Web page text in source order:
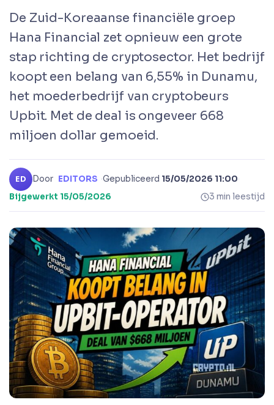
De Zuid-Koreaanse financiële groep
Hana Financial zet opnieuw een grote
stap richting de cryptosector. Het bedrijf
koopt een belang van 6,55% in Dunamu,
het moederbedrijf van cryptobeurs
Upbit. Met de deal is ongeveer 668
miljoen dollar gemoeid.
ED Door EDITORS ·Gepubliceerd 15/05/2026 11:00·
Bijgewerkt 15/05/2026 3 min leestijd